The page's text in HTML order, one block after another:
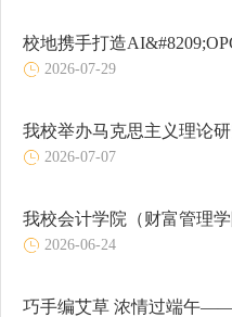
校地携手打造
2026-07-29
我校举办马克思主义理论
2026-07-07
我校会计学院（财富管理
2026-06-24
巧手编艾草 浓情过端午